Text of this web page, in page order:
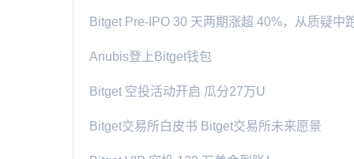
Bitget Pre-IPO 30 天两期涨超 40%，从质疑中
Anubis登上Bitget钱包
Bitget 空投活动开启 瓜分27万U
Bitget交易所白皮书 Bitget交易所未来愿景